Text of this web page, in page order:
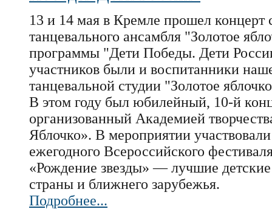
13 и 14 мая в Кремле прошел концерт
танцевального ансамбля "Золотое
программы "Дети Победы. Дети
участников были и воспитанники
танцевальной студии "Золотое
В этом году был юбилейный, 10-й
организованный Академией
Яблочко». В мероприятии
ежегодного Всероссийского
«Рождение звезды» — лучшие
страны и ближнего зарубежья.
Подробнее...